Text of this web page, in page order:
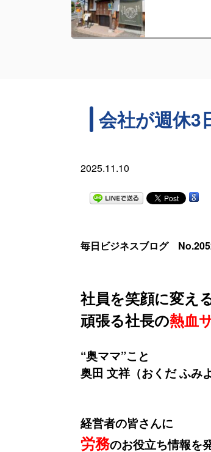
会社が週休3
2025.11.10
毎日ビジネスブログ
社員を笑顔に変え
頑張る社長の熱血
“奥ママ”こと
奥田 文祥（おくだ ふみ
経営者の皆さんに
労務のお役立ち情報を